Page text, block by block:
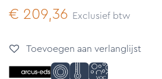
€ 209,36 Exclusief btw
Toevoegen aan verlanglijst